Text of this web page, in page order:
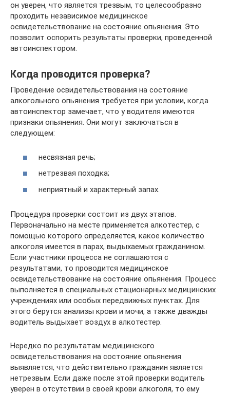
он уверен, что является трезвым, то целесообразно
проходить независимое медицинское
освидетельствование на состояние опьянения. Это
позволит оспорить результаты проверки, проведенной
автоинспектором.
Когда проводится проверка?
Проведение освидетельствования на состояние
алкогольного опьянения требуется при условии, когда
автоинспектор замечает, что у водителя имеются
признаки опьянения. Они могут заключаться в
следующем:
несвязная речь;
нетрезвая походка;
неприятный и характерный запах.
Процедура проверки состоит из двух этапов.
Первоначально на месте применяется алкотестер, с
помощью которого определяется, какое количество
алкоголя имеется в парах, выдыхаемых гражданином.
Если участники процесса не соглашаются с
результатами, то проводится медицинское
освидетельствование на состояние опьянения. Процесс
выполняется в специальных стационарных медицинских
учреждениях или особых передвижных пунктах. Для
этого берутся анализы крови и мочи, а также дважды
водитель выдыхает воздух в алкотестер.
Нередко по результатам медицинского
освидетельствования на состояние опьянения
выявляется, что действительно гражданин является
нетрезвым. Если даже после этой проверки водитель
уверен в отсутствии в своей крови алкоголя, то ему